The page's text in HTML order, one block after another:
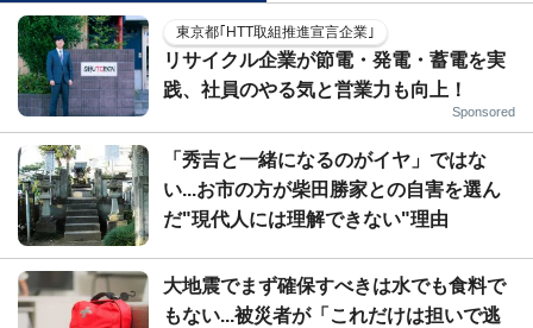
東京都｢HTT取組推進宣言企業｣
リサイクル企業が節電・発電・蓄電を実
践、社員のやる気と営業力も向上！
Sponsored
「秀吉と一緒になるのがイヤ」ではな
い...お市の方が柴田勝家との自害を選ん
だ"現代人には理解できない"理由
大地震でまず確保すべきは水でも食料で
もない...被災者が「これだけは担いで逃